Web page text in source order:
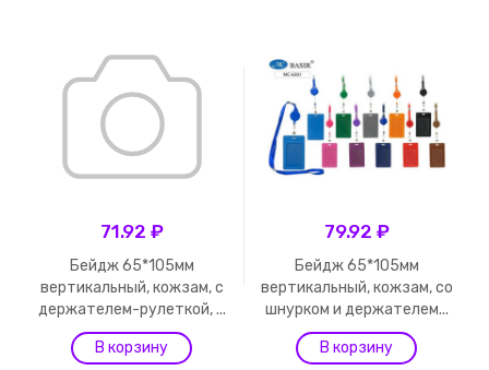
71.92 ₽
Бейдж 65*105мм
вертикальный, кожзам, с
держателем-рулеткой, ...
79.92 ₽
Бейдж 65*105мм
вертикальный, кожзам, со
шнурком и держателем...